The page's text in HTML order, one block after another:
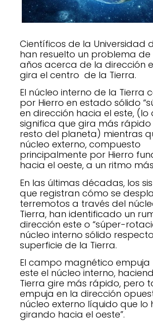
Científicos de la Universidad
han resuelto un problema de
años acerca de la dirección
gira el centro de la Tierra.
El núcleo interno de la Tierra
por Hierro en estado sólido
en dirección hacia el este, (lo
significa que gira más rápido
resto del planeta) mientras
núcleo externo, compuesto
principalmente por Hierro
hacia el oeste, a un ritmo
En las últimas décadas, los
que registran cómo se
terremotos a través del
Tierra, han identificado un
dirección este o “súper-
núcleo interno sólido
superficie de la Tierra.
El campo magnético empuja
este el núcleo interno,
Tierra gire más rápido, pero
empuja en la dirección
núcleo externo líquido que lo
girando hacia el oeste”.